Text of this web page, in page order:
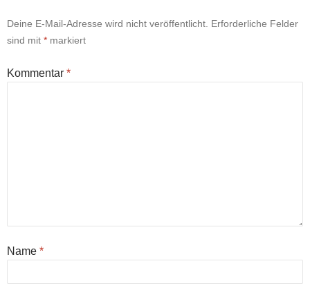
Deine E-Mail-Adresse wird nicht veröffentlicht. Erforderliche Felder
sind mit * markiert
Kommentar *
Name *